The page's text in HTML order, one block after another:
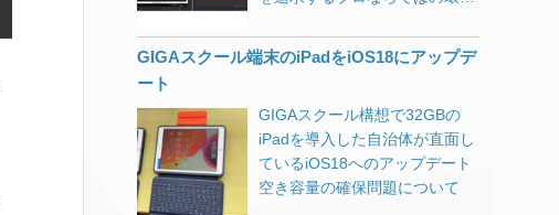
る事なんて簡単なわけですし。
スマホは現在Apple（iPhone）
くなってしまったら次は
Androidですよね。 Androidに乗
っかっている日本企業、大丈夫
でしょうか。 Gma[…]
2.4GHz専用のもの。 それでも
平均して下り速度100Mbps～
非常に安定しています。 有線も
すいている時には400Mbpsを超
えます。 スマホやタブレットも
WiFi回線が安定し、ブロスタや
追記 更新が遅くなってしまいま
したが、KB4100403更新プログ
ールが無事に完了しバージョン
17134.81になりました。 導入
によるトラブルは一切ありませ
んでした。 ダウンロード時間を
る事にしました。 私の環境で
は/usr/local/etc/letsencryptです
が、/etc/letsencryptの場合も多
ださい。 またcertbotコマンド
はcertbot-autoになっているよ
うですので、そのあたりも読み
替えてください。 Let’s Encrypt
手動確認で更新ができるように
Windows 10のダウンロードか
Windows 10 1903は不具合も多
数ある模様 以下、Impress
Watchさんの情報です。 調査中
の問題 ディスプレイの明るさを
調整できない “Dolby Atmos”ヘ
appendChildしてみたりしまし
ので断念しました。 ネットで検
索すると、海外でも多くの議論
がされていました。 display:
hidden; で非表示にしてしまう
上に使い勝手の良い環境構築に
お役立てください。
GIGAスクール端末のiPadをiOS18にアップデ
ート
GIGAスクール構想で32GBの
iPadを導入した自治体が直面し
ているiOS18へのアップデート
空き容量の確保問題について